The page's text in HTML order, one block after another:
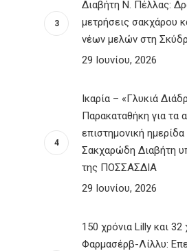
Διαβήτη Ν. Πέλλας:
μετρήσεις σακχάρου
νέων μελών στη
29 Ιουνίου, 2026
Ικαρία – «Γλυκιά
Παρακαταθήκη για τα
επιστημονική ημερίδα
Σακχαρώδη Διαβήτη
της ΠΟΣΣΑΣΔΙΑ
29 Ιουνίου, 2026
150 χρόνια Lilly και 32
Φαρμασέρβ-Λίλλυ: